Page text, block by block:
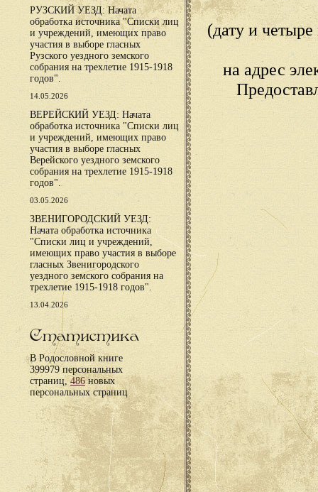
РУЗСКИЙ УЕЗД: Начата
обработка источника "Списки лиц
и учреждений, имеющих право
участия в выборе гласных
Рузского уездного земского
собрания на трехлетие 1915-1918
годов".
14.05.2026
ВЕРЕЙСКИЙ УЕЗД: Начата
обработка источника "Списки лиц
и учреждений, имеющих право
участия в выборе гласных
Верейского уездного земского
собрания на трехлетие 1915-1918
годов".
03.05.2026
ЗВЕНИГОРОДСКИЙ УЕЗД:
Начата обработка источника
"Списки лиц и учреждений,
имеющих право участия в выборе
гласных Звенигородского
уездного земского собрания на
трехлетие 1915-1918 годов".
13.04.2026
Статистика
В Родословной книге
399979 персональных
страниц,486новых
персональных страниц
(дату и
на адрес